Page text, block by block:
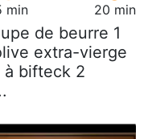
min 20 min
de beurre 1
extra-vierge
à bifteck 2